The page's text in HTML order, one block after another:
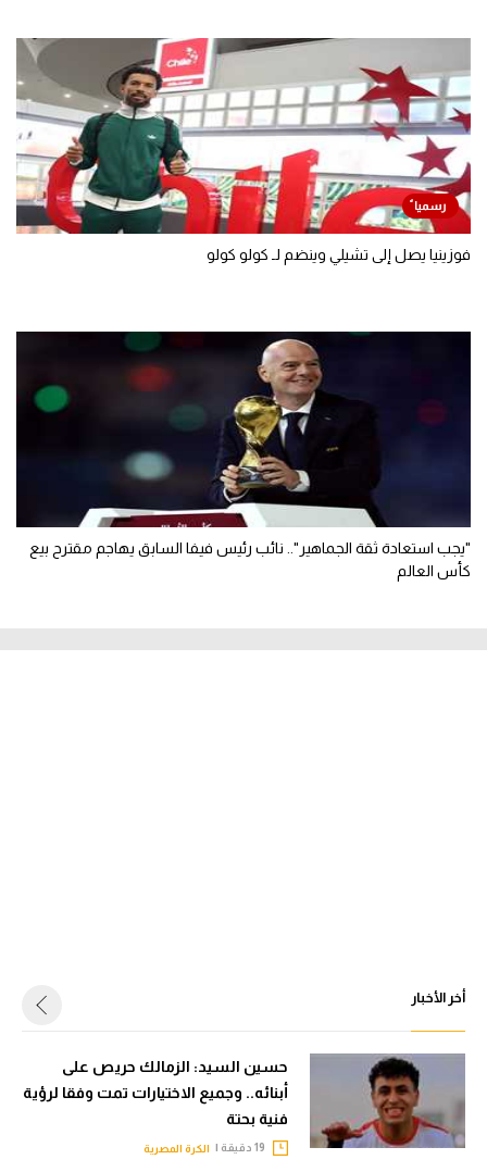
فوزينيا يصل إلى تشيلي وينضم لـ كولو كولو
"يجب استعادة ثقة الجماهير".. نائب رئيس فيفا السابق يهاجم مقترح بيع
كأس العالم
أخر الأخبار
حسين السيد: الزمالك حريص على
أبنائه.. وجميع الاختيارات تمت وفقا لرؤية
فنية بحتة
الكرة المصرية